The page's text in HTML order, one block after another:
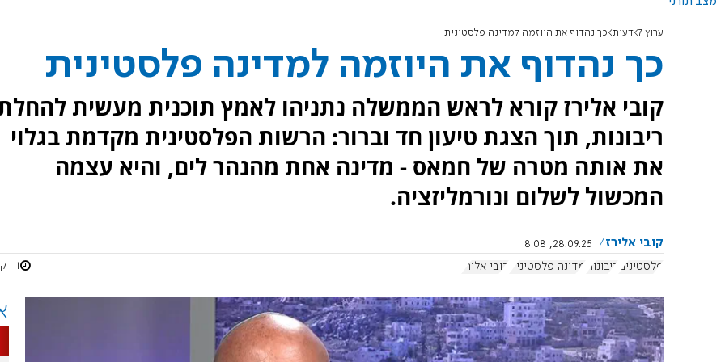
ערוץ 7 דעות כך נהדוף את היוזמה למדינה פלסטינית
כך נהדוף את היוזמה למדינה פלסטינית
קובי אלירז קורא לראש הממשלה נתניהו לאמץ תוכנית מעשית
ריבונות, תוך הצגת טיעון חד וברור: הרשות הפלסטינית מקדמת בגלוי
את אותה מטרה של חמאס - מדינה אחת מהנהר לים, והיא עצמה
המכשול לשלום ונורמליזציה.
קובי אלירז
28.09.25, 8:08
פלסטינים ריבונות מדינה פלסטינית קובי אלירז 1 דקות